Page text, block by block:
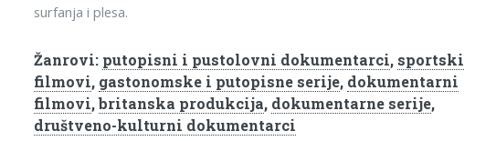
surfanja i plesa.
Žanrovi: putopisni i pustolovni dokumentarci, sportski
filmovi, gastonomske i putopisne serije, dokumentarni
filmovi,britanska produkcija, dokumentarne serije,
društveno-kulturni dokumentarci